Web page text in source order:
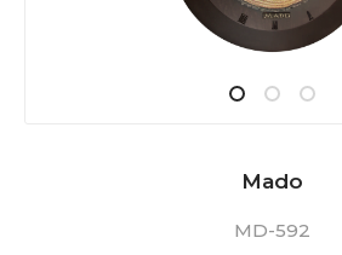
Mado
MD-592